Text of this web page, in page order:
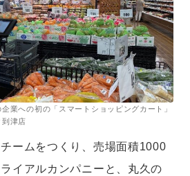
業への初の「スマートショッピングカート」
津店
ームをつくり、売場面積1000
イアルカンパニーと、丸久の